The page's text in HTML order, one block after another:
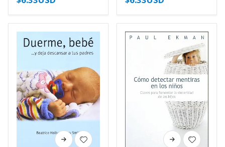
elegir
en
página
de
producto
elegir
en
la
página
de
producto
Este
Este